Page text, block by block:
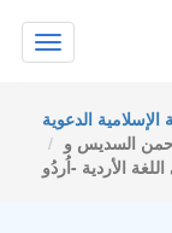
Toggle
navigation
الإسلامية الدعوية
السديس و